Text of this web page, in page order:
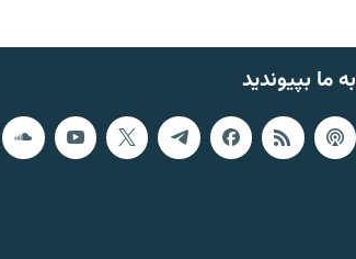
به ما بپیوندید